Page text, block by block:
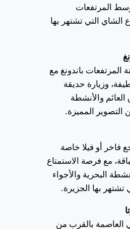
المرتفعات
الشاي التي تشتهر بها
المرتفعات باندونغ مع
وزيارة حديقة
العائم والأنشطة
التصوير المميزة.
فاخر أو فيلا خاصة
مع فرصة الاستمتاع
البحرية والأجواء
تشتهر بها الجزيرة.
العاصمة بالقرب من